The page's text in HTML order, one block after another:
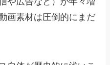
画素材は圧倒的にまだ